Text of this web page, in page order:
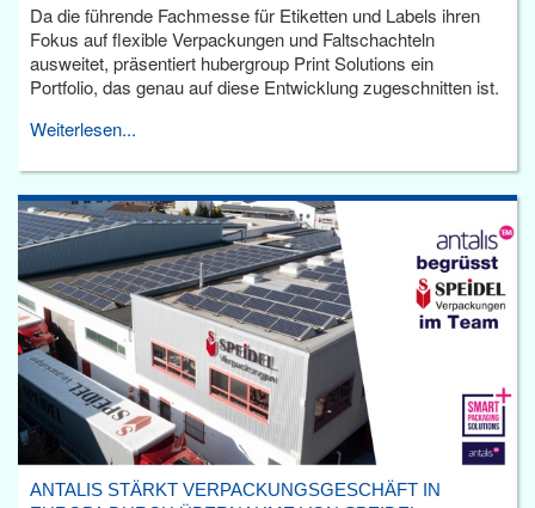
Da die führende Fachmesse für Etiketten und Labels ihren
Fokus auf flexible Verpackungen und Faltschachteln
ausweitet, präsentiert hubergroup Print Solutions ein
Portfolio, das genau auf diese Entwicklung zugeschnitten ist.
Weiterlesen...
ANTALIS STÄRKT VERPACKUNGSGESCHÄFT IN